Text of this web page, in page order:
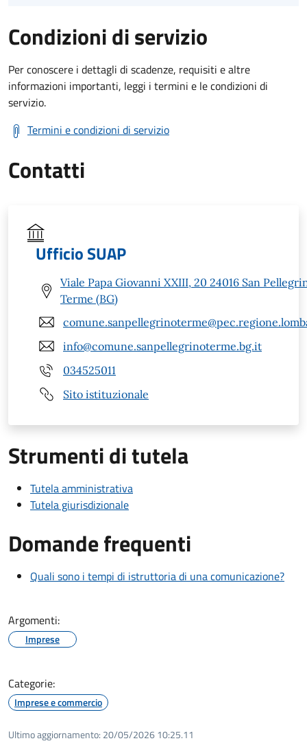
Condizioni di servizio
Per conoscere i dettagli di scadenze, requisiti e altre
informazioni importanti, leggi i termini e le condizioni di
servizio.
Termini e condizioni di servizio
Contatti
Ufficio SUAP
Viale Papa Giovanni XXIII, 20 24016 San
Terme (BG)
info@comune.sanpellegrinoterme.bg.it
034525011
Sito istituzionale
Strumenti di tutela
Tutela amministrativa
Tutela giurisdizionale
Domande frequenti
Quali sono i tempi di istruttoria di una comunicazione?
Argomenti:
Imprese
Categorie:
Imprese e commercio
Ultimo aggiornamento: 20/05/2026 10:25.11